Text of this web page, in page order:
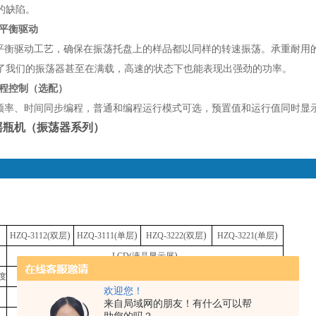
欢迎您！
来自局域网的朋友！有什么可以帮
陷。
衡驱动
衡驱动工艺，确保在振荡托盘上的样品都以同样的转速振荡。承重耐用
我们的振荡器甚至在满载，高速的状态下也能表现出强劲的功率。
控制（选配）
率、时间同步编程，普通和编程运行模式可选，预置值和运行值同时
机（振荡器系列）
HZQ-3112(双层) HZQ-3111(单层) HZQ-3222(双层) HZQ-3221(单层)
LCD(液晶显示屏)
支 500ml×30支 1000ml×70 支 1000ml×